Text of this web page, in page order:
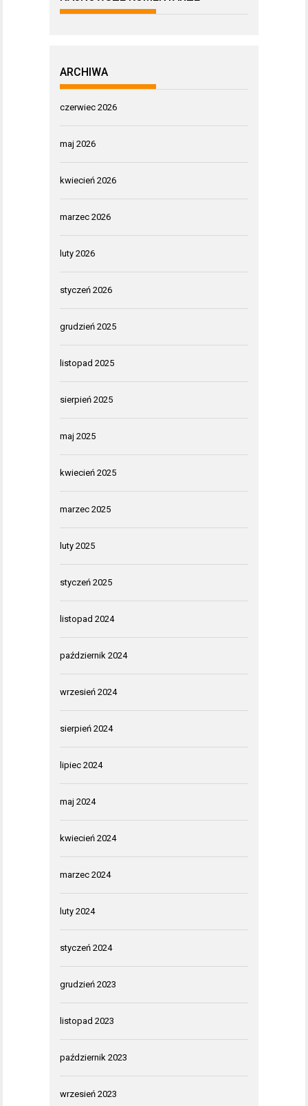
ARCHIWA
czerwiec 2026
maj 2026
kwiecień 2026
marzec 2026
luty 2026
styczeń 2026
grudzień 2025
listopad 2025
sierpień 2025
maj 2025
kwiecień 2025
marzec 2025
luty 2025
styczeń 2025
listopad 2024
październik 2024
wrzesień 2024
sierpień 2024
lipiec 2024
maj 2024
kwiecień 2024
marzec 2024
luty 2024
styczeń 2024
grudzień 2023
listopad 2023
październik 2023
wrzesień 2023